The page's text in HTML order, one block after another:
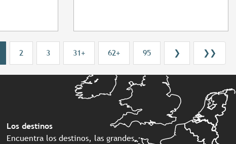
2 3 31+ 62+ 95 ❯ ❯❯
Los destinos
Encuentra los destinos, las grandes